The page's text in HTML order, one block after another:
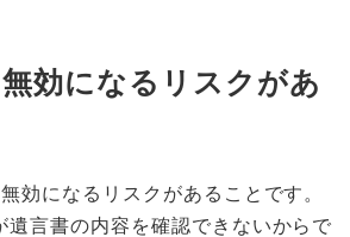
効になるリスクがあ
効になるリスクがあることです。
遺言書の内容を確認できないからで